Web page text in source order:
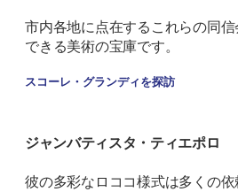
市内各地に点在するこれらの同
できる美術の宝庫です。
スコーレ・グランディを探訪
ジャンバティスタ・ティエポロ
彼の多彩なロココ様式は多くの